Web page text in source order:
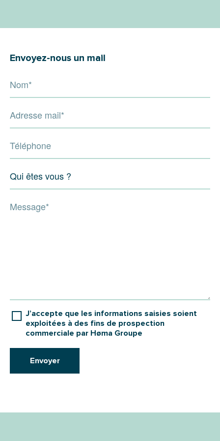
Envoyez-nous un mail
J’accepte que les informations saisies soient
exploitées à des fins de prospection
commerciale par Høma Groupe